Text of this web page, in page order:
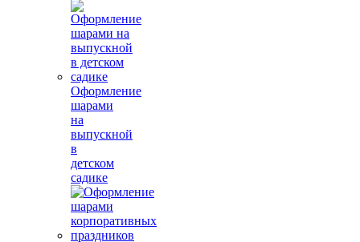
Оформление
шарами
на
выпускной
в
детском
садике